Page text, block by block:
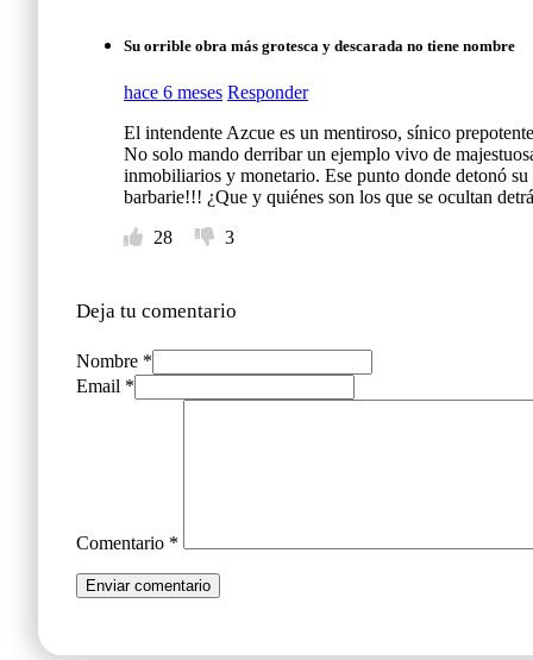
Su orrible obra más grotesca y descarada no tiene nombre
hace 6 meses Responder
El intendente Azcue es un mentiroso, sínico
No solo mando derribar un ejemplo vivo de
inmobiliarios y monetario. Ese punto donde detonó
barbarie!!! ¿Que y quiénes son los que se ocultan
28
3
Deja tu comentario
Nombre *
Email *
Comentario *